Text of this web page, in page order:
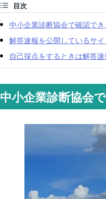
目次
中小企業診断協会で確認で
解答速報を公開しているサイ
自己採点をするときは解答速
中小企業診断協会